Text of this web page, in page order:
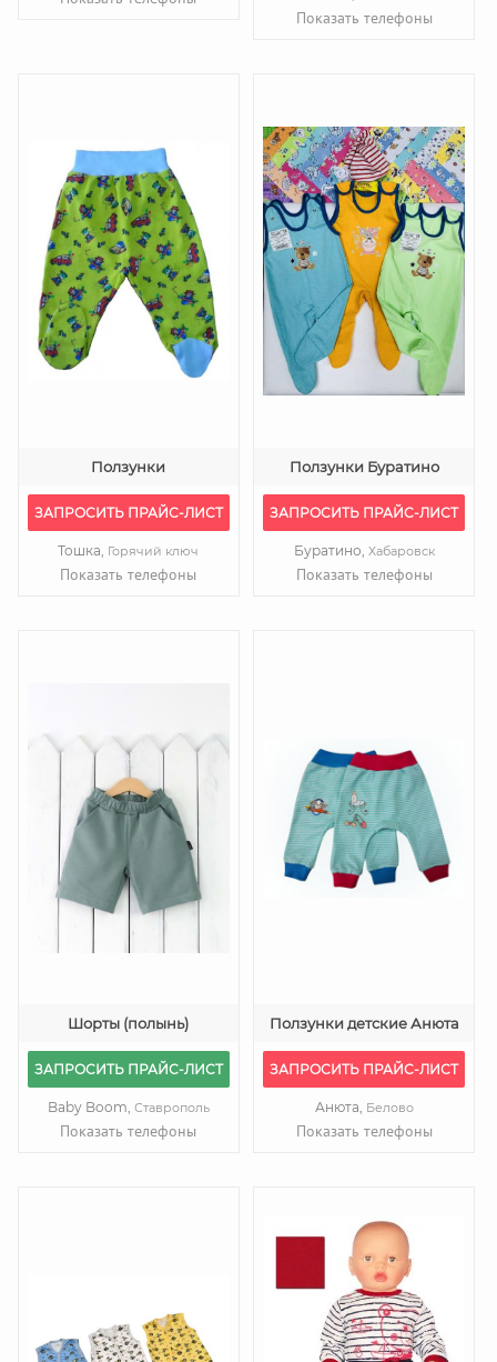
Показать телефоны
Ползунки
ЗАПРОСИТЬ ПРАЙС-ЛИСТ
Тошка, Горячий ключ
Показать телефоны
Ползунки Буратино
ЗАПРОСИТЬ ПРАЙС-ЛИСТ
Буратино, Хабаровск
Показать телефоны
Шорты (полынь)
ЗАПРОСИТЬ ПРАЙС-ЛИСТ
Baby Boom, Ставрополь
Показать телефоны
Ползунки детские Анюта
ЗАПРОСИТЬ ПРАЙС-ЛИСТ
Анюта, Белово
Показать телефоны